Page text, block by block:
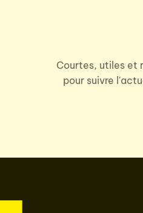
Courtes, utiles et
pour suivre